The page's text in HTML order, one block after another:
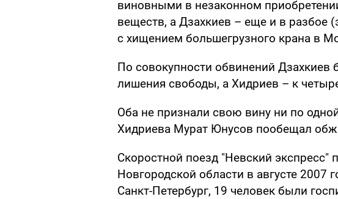
виновными в незаконном
веществ, а Дзахкиев – еще и в разбое
с хищением большегрузного крана в
По совокупности обвинений Дзахкиев
лишения свободы, а Хидриев – к
Оба не признали свою вину ни по
Хидриева Мурат Юнусов пообещал
Скоростной поезд "Невский экспресс"
Новгородской области в августе 2007
Санкт-Петербург, 19 человек были